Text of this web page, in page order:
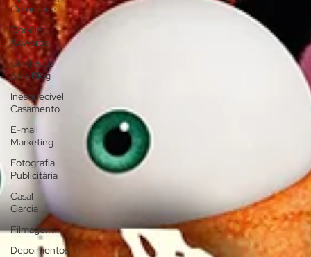
Comerciais
Google
Adwords
Conteúdo
para Blog
Inesquecível
Casamento
E-mail
Marketing
Fotografia
Publicitária
Casal
Garcia
Filmagem
Depoimentos